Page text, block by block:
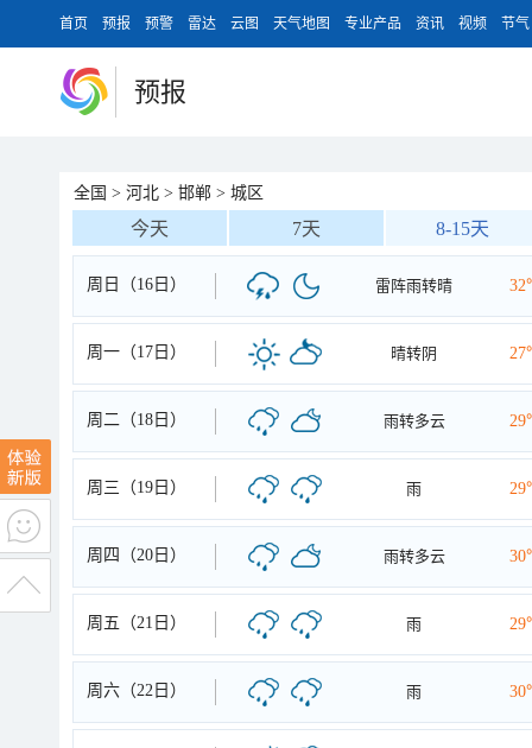
首页 预报 预警 雷达 云图 天气地图 专业产品 资讯 视频 节气
预报
全国 > 河北 > 邯郸 > 城区
今天 7天 8-15天
周日（16日） 雷阵雨转晴
周一（17日） 晴转阴
周二（18日） 雨转多云
周三（19日） 雨
周四（20日） 雨转多云
周五（21日） 雨
周六（22日） 雨